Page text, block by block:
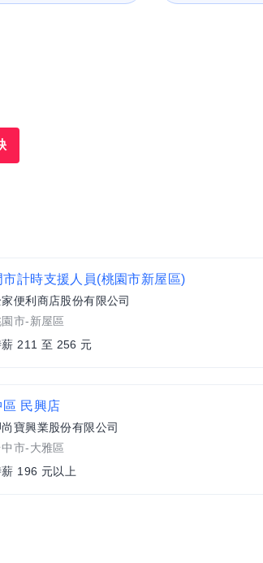
市計時支援人員(桃園市新屋區)
便利商店股份有限公司
市-新屋區
薪 211 至 256 元
區 民興店
寶興業股份有限公司
中市-大雅區
薪 196 元以上